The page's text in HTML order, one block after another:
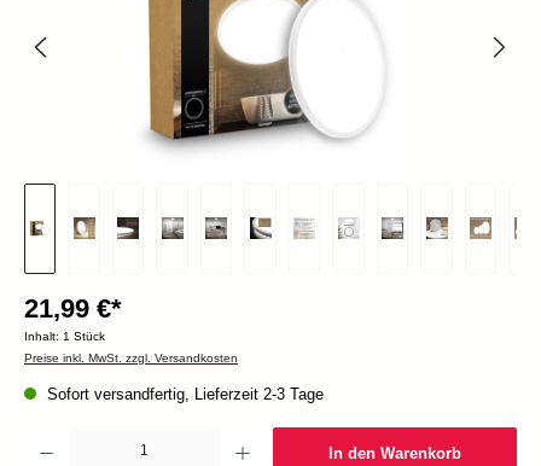
21,99 €*
Inhalt: 1 Stück
Preise inkl. MwSt. zzgl. Versandkosten
Sofort versandfertig, Lieferzeit 2-3 Tage
Produkt Anzahl: Gib den gewünschten Wert ein oder benutze die Schaltflächen um die
In den Warenkorb